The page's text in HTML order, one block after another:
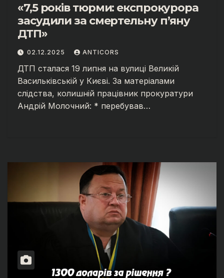
«7,5 років тюрми: експрокурора
засудили за смертельну п’яну
ДТП»
02.12.2025 ANTICORS
ДТП сталася 19 липня на вулиці Великій
Васильківській у Києві. За матеріалами
слідства, колишній працівник прокуратури
Андрій Молочний: * перебував…